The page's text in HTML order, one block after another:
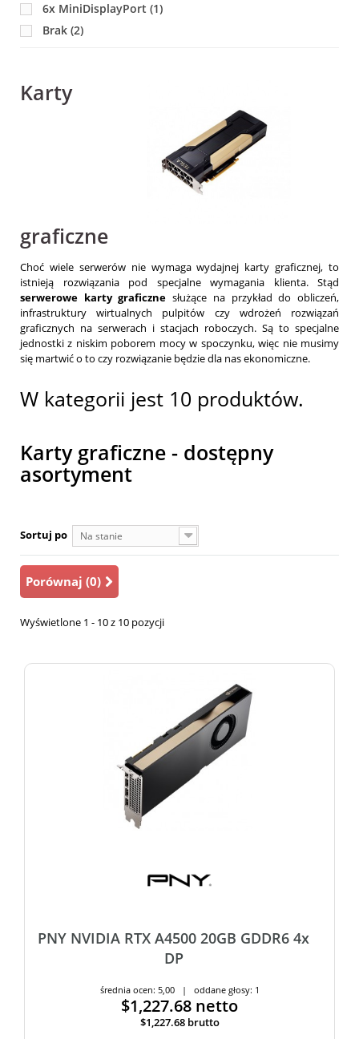
6x MiniDisplayPort (1)
Brak (2)
Karty
graficzne
Choć wiele serwerów nie wymaga wydajnej karty graficznej, to
istnieją rozwiązania pod specjalne wymagania klienta. Stąd
serwerowe karty graficzne służące na przykład do obliczeń,
infrastruktury wirtualnych pulpitów czy wdrożeń rozwiązań
graficznych na serwerach i stacjach roboczych. Są to specjalne
jednostki z niskim poborem mocy w spoczynku, więc nie musimy
się martwić o to czy rozwiązanie będzie dla nas ekonomiczne.
W kategorii jest 10 produktów.
Karty graficzne - dostępny
asortyment
Sortuj po Na stanie
Porównaj (0)
Wyświetlone 1 - 10 z 10 pozycji
PNY NVIDIA RTX A4500 20GB GDDR6 4x
DP
średnia ocen: 5,00 | oddane głosy: 1
$1,227.68 netto
$1,227.68 brutto